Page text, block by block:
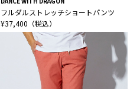
フルダルストレッチショートパンツ
¥37,400（税込）